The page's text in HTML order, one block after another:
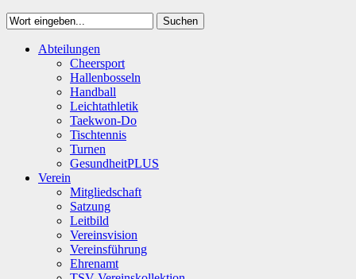
Suchen
SuchenAbteilungen
Cheersport
Hallenbosseln
Handball
Leichtathletik
Taekwon-Do
Tischtennis
Turnen
GesundheitPLUS
Verein
Mitgliedschaft
Satzung
Leitbild
Vereinsvision
Vereinsführung
Ehrenamt